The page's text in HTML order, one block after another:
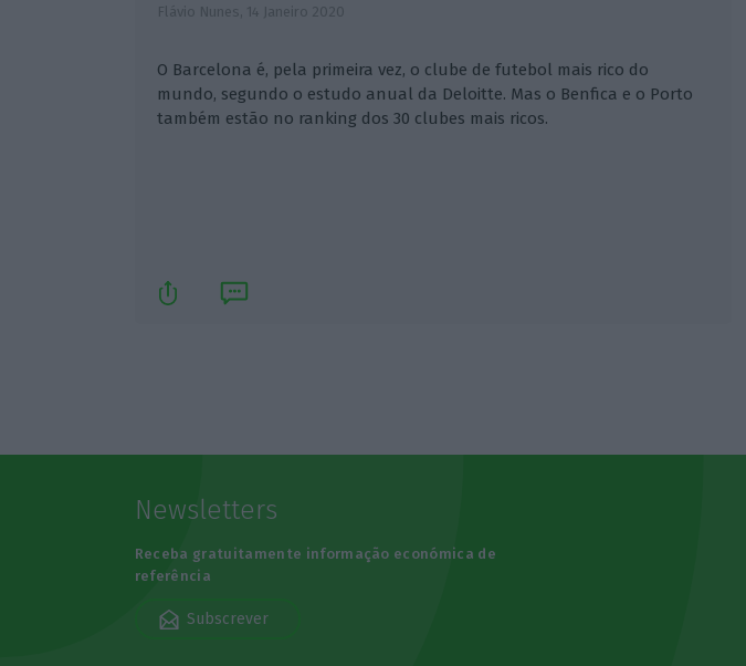
Flávio Nunes, 14 Janeiro 2020
O Barcelona é, pela primeira vez, o clube de futebol mais rico do
mundo, segundo o estudo anual da Deloitte. Mas o Benfica e o Porto
também estão no ranking dos 30 clubes mais ricos.
Newsletters
Receba gratuitamente informação económica de
referência
Subscrever